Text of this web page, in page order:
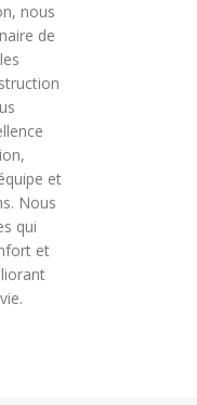
nous
de
et
Nous
qui
et